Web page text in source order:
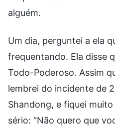
alguém.
Um dia, perguntei a ela
frequentando. Ela disse
Todo-Poderoso. Assim
lembrei do incidente de
Shandong, e fiquei
sério: “Não quero que